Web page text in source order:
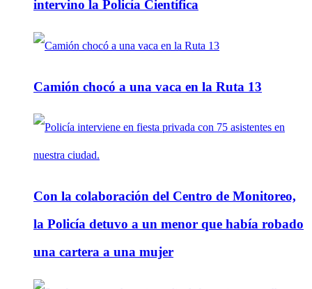
intervino la Policía Científica
Camión chocó a una vaca en la Ruta 13
Con la colaboración del Centro de Monitoreo,
la Policía detuvo a un menor que había robado
una cartera a una mujer